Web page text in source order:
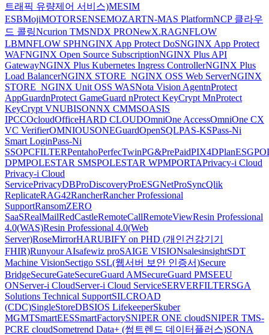
트래픽 유량제어 서비스)MESIM
ESBMojiMOTORSENSEMOZARTN-MAS PlatformNCP 클라우
드 콜링Ncurion TMSNDX PRONewX.RAGNFLOW
LBMNFLOW SPHNGINX App Protect DoSNGINX App Protect
WAFNGINX Open Source SubscriptionNGINX Plus API
GatewayNGINX Plus Kubernetes Ingress ControllerNGINX Plus
Load BalancerNGINX STORE_NGINX OSS Web ServerNGINX
STORE_NGINX Unit OSS WASNota Vision AgentnProtect
AppGuardnProtect GameGuard nProtect KeyCrypt MnProtect
KeyCrypt VNUBISONNX CMMSOASIS
IPCCOcloudOfficeHARD CLOUDOmniOne AccessOmniOne CX
VC VerifierOMNIOUSONEGuardOpenSQLPAS-KSPass-Ni
Smart LoginPass-Ni
SSOPCFILTERPentahoPerfecTwinPG&PrePaidPIX4DPlanESG
DPMPOLESTAR SMSPOLESTAR WPMPORTAPrivacy-i Cloud
Privacy-i Cloud
ServicePrivacyDBProDiscoveryProESGNetProSyncQlik
ReplicateRAG42RancherRancher Professional
SupportRansomZERO
SaaSRealMailRedCastleRemoteCallRemoteViewResin Professional
4.0(WAS)Resin Professional 4.0(Web
Server)RoseMirrorHARUBIFY on PHD (개인건강기기
FHIR)Runyour AIsafewiz proSAIGE VISIONsalesinsightSDT
Machine VisionSectigo SSL(웹서버 보안 인증서)Secure
BridgeSecureGateSecureGuard AMSecureGuard PMSEEU
ONServer-i CloudServer-i Cloud ServiceSERVERFILTERSGA
Solutions Technical SupportSILCROAD
(CDC)SingleStoreDBSIOS LifekeeperSkuber
MGMTSmartEESSmartFactorySNIPER ONE cloudSNIPER TMS-
PCRE cloudSometrend Data+ (썸트렌드 데이터플러스)SONA